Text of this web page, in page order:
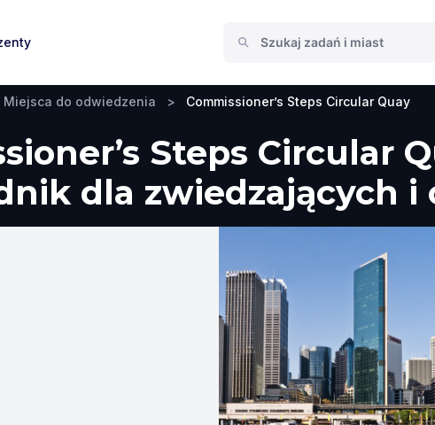
Miejsca do odwiedzenia > Commissioner’s Steps Circular Quay
Steps Circular
dla zwiedzających